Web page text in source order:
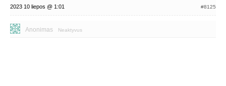
2023 10 liepos @ 1:01 #8125
Anonimas Neaktyvus